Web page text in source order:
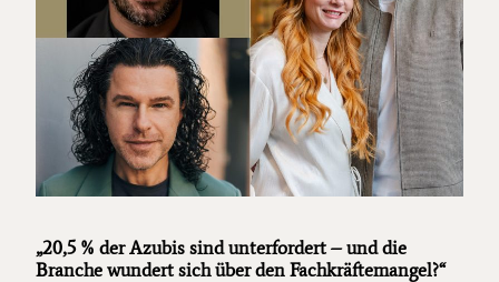
„20,5 % der Azubis sind unterfordert – und die
Branche wundert sich über den Fachkräftemangel?“